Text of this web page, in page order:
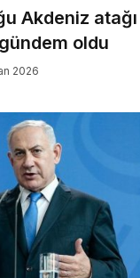
Akdeniz atağı
oldu
2026